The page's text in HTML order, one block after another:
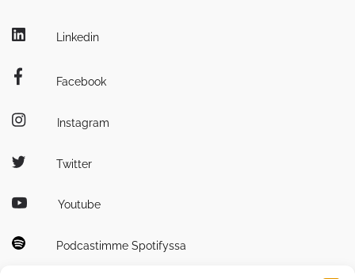
Linkedin
Facebook
Instagram
Twitter
Youtube
Podcastimme Spotifyssa